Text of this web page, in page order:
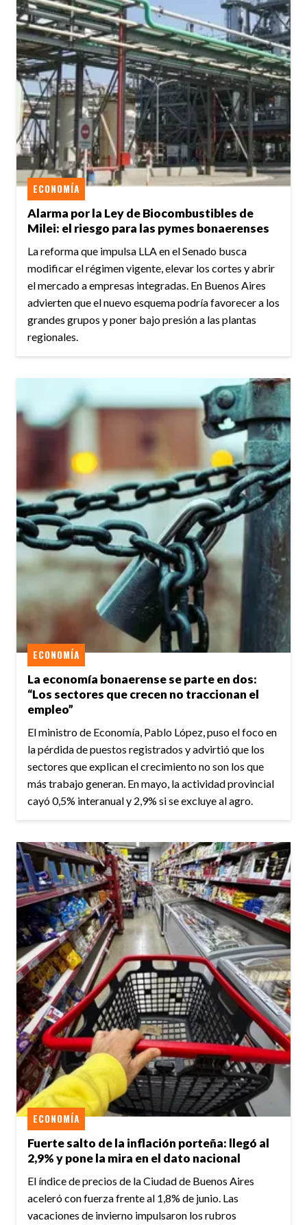
Alarma por la Ley de Biocombustibles de
Milei: el riesgo para las pymes bonaerenses
ECONOMÍA
La reforma que impulsa LLA en el Senado busca
modificar el régimen vigente, elevar los cortes y abrir
el mercado a empresas integradas. En Buenos Aires
advierten que el nuevo esquema podría favorecer a los
grandes grupos y poner bajo presión a las plantas
regionales.
La economía bonaerense se parte en dos:
“Los sectores que crecen no traccionan el
empleo”
ECONOMÍA
El ministro de Economía, Pablo López, puso el foco en
la pérdida de puestos registrados y advirtió que los
sectores que explican el crecimiento no son los que
más trabajo generan. En mayo, la actividad provincial
cayó 0,5% interanual y 2,9% si se excluye al agro.
Fuerte salto de la inflación porteña: llegó al
2,9% y pone la mira en el dato nacional
ECONOMÍA
El índice de precios de la Ciudad de Buenos Aires
aceleró con fuerza frente al 1,8% de junio. Las
vacaciones de invierno impulsaron los rubros